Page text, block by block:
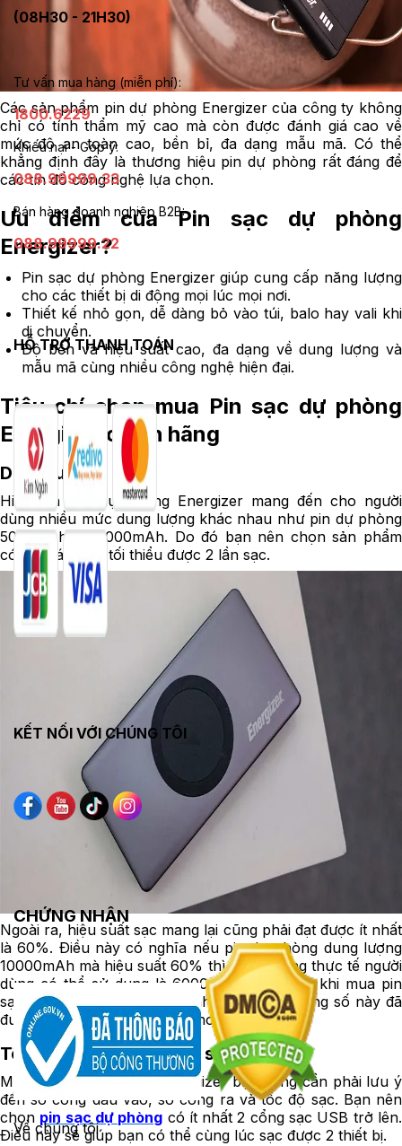
Các sản phẩm pin dự phòng Energizer của công ty không
chỉ có tính thẩm mỹ cao mà còn được đánh giá cao về
mức độ an toàn cao, bền bỉ, đa dạng mẫu mã. Có thể
khẳng định đây là thương hiệu pin dự phòng rất đáng để
các tín đồ công nghệ lựa chọn.
Ưu điểm của Pin sạc dự phòng
Energizer?
Pin sạc dự phòng Energizer giúp cung cấp năng lượng
cho các thiết bị di động mọi lúc mọi nơi.
Thiết kế nhỏ gọn, dễ dàng bỏ vào túi, balo hay vali khi
di chuyển.
Độ bền và hiệu suất cao, đa dạng về dung lượng và
mẫu mã cùng nhiều công nghệ hiện đại.
Tiêu chí chọn mua Pin sạc dự phòng
Energizer chính hãng
Dung lượng
Hiện pin sạc dự phòng Energizer mang đến cho người
dùng nhiều mức dung lượng khác nhau như pin dự phòng
5000mAh – 30000mAh. Do đó bạn nên chọn sản phẩm
có thể đáp ứng tối thiểu được 2 lần sạc.
Ngoài ra, hiệu suất sạc mang lại cũng phải đạt được ít nhất
là 60%. Điều này có nghĩa nếu pin dự phòng dung lượng
10000mAh mà hiệu suất 60% thì dung lượng thực tế người
dùng có thể sử dụng là 6000mAh.Tuy nhiên khi mua pin
sạc dự phòng Energizer chính hãng, các thông số này đã
được in rõ trên thân cục pin hoặc vỏ hộp.
Tốc độ sạc và số cổng sạc
Mua pin sạc dự phòng Energizer bạn cũng cần phải lưu ý
đến số cổng đầu vào, số cổng ra và tốc độ sạc. Bạn nên
chọn pin sạc dự phòng có ít nhất 2 cổng sạc USB trở lên.
Điều này sẽ giúp bạn có thể cùng lúc sạc được 2 thiết bị.
(08H30 - 21H30)
Tư vấn mua hàng (miễn phí):
1800.6229
Khiếu nại - Góp ý:
088.99999.33
Bán hàng doanh nghiệp B2B:
088.99999.22
HỖ TRỢ THANH TOÁN
KẾT NỐI VỚI CHÚNG TÔI
CHỨNG NHẬN
Về chúng tôi